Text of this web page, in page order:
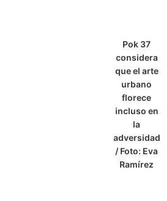
Pok 37
considera
que el arte
urbano
florece
incluso en
la
adversidad
/ Foto: Eva
Ramírez